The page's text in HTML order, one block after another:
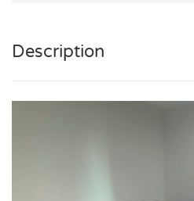
Description